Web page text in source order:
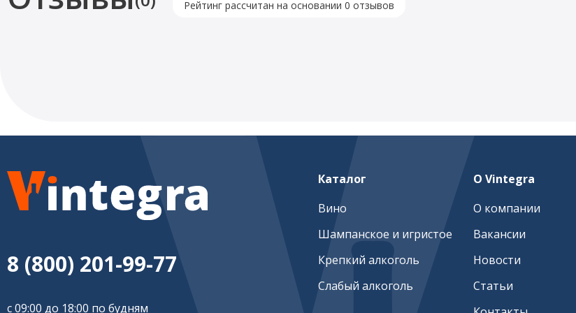
Рейтинг рассчитан на основании 0 отзывов
8 (800) 201-99-77
с 09:00 до 18:00 по будням
Каталог
Вино
Шампанское и игристое
Крепкий алкоголь
Слабый алкоголь
О Vintegra
О компании
Вакансии
Новости
Статьи